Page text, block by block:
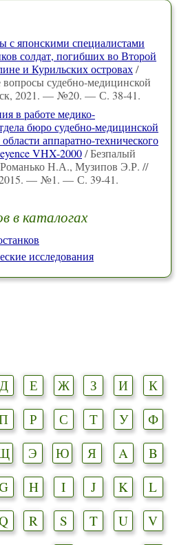
с японскими специалистами
солдат, погибших во Второй
и Курильских островах/
судебно-медицинской
2021. — №20. — С. 38-41.
в работе медико-
бюро судебно-медицинской
аппаратно-технического
VHX-2000/ Безпалый
Н.А., Музипов Э.Р. //
— №1. — С. 39-41.
в каталогах
исследования
Д Е Ж З И
К
Р С Т У
Ф
Э Ю Я A
B
H I J K
L
R S T U
V